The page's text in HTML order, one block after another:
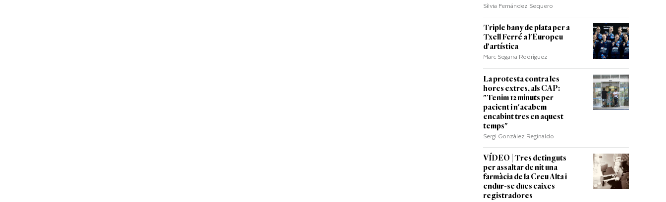
Sílvia Fernández Sequero
Triple bany de plata per a
Txell Ferré a l'Europeu
d'artística
Marc Segarra Rodríguez
La protesta contra les
hores extres, als CAP:
"Tenim 12 minuts per
pacient i n'acabem
encabint tres en aquest
temps"
Sergi Gonzàlez Reginaldo
VÍDEO | Tres detinguts
per assaltar de nit una
farmàcia de la Creu Alta i
endur-se dues caixes
registradores